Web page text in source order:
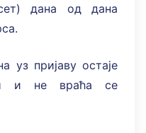
дана од дана
уз пријаву остаје
и не враћа се